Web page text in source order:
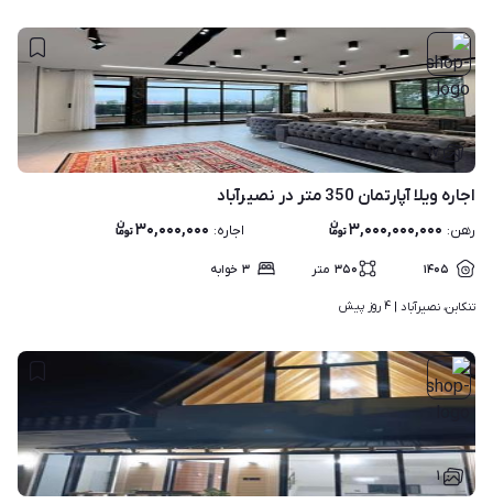
۱۷
اجاره ویلا آپارتمان 350 متر در نصیرآباد
رهن: ۳,۰۰۰,۰۰۰,۰۰۰ اجاره: ۳۰,۰۰۰,۰۰۰
۱۴۰۵ ۳۵۰ متر ۳ خوابه
تنکابن، نصیرآباد | ۴ روز پیش
۱